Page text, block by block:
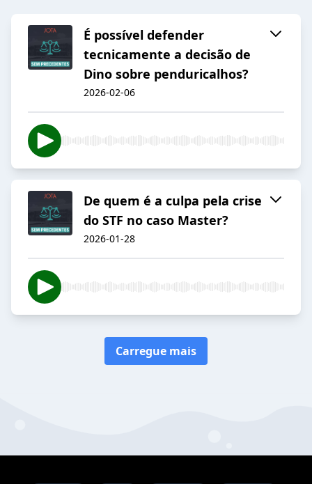
É possível defender
tecnicamente a decisão de
Dino sobre penduricalhos?
2026-02-06
De quem é a culpa pela crise
do STF no caso Master?
2026-01-28
Carregue mais